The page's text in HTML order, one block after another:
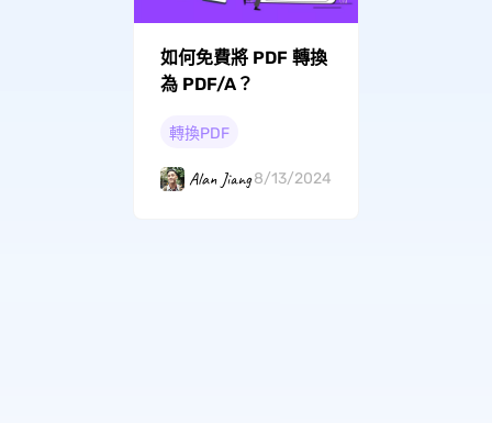
如何免費將 PDF 轉換
為 PDF/A？
轉換PDF
Alan Jiang8/13/2024